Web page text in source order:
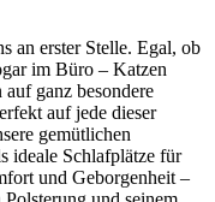
an erster Stelle. Egal, ob
im Büro – Katzen
ganz besondere
auf jede dieser
gemütlichen
ideale Schlafplätze für
und Geborgenheit –